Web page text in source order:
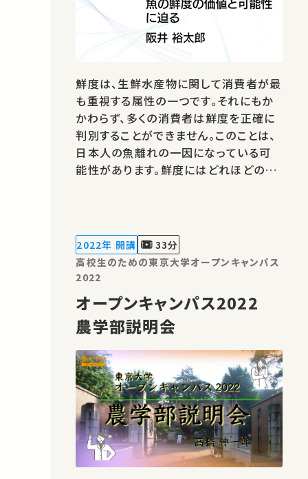
鮮度は、生鮮水産物に関して消費者が最
も重視する属性の一つです。それにもか
かわらず、多くの消費者は鮮度を正確に
判別することができません。このことは、
日本人の魚離れの一因になっている可
能性があります。鮮度にはどれほどの価
ェアが、ほかの誰かの学びに繋がるかも
しれません。 お気に入りの講義・講演…
2022年 開講
33分
高校生のための東京大学オープンキャンパス
2022
オープンキャンパス2022
農学部説明会